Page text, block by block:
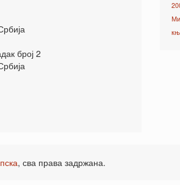
број 2
, сва права задржана.